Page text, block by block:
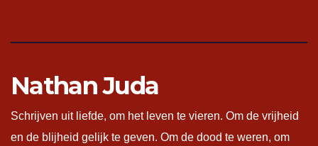
Nathan Juda
Schrijven uit liefde, om het leven te vieren. Om de vrijheid
en de blijheid gelijk te geven. Om de dood te weren, om